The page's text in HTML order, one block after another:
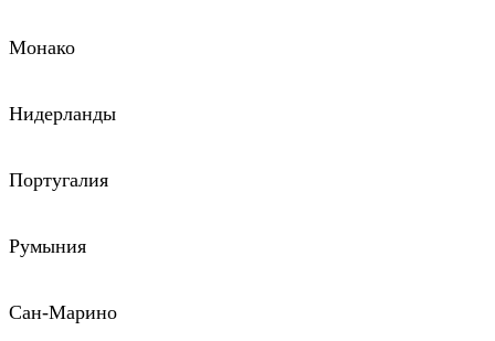
Монако
Нидерланды
Португалия
Румыния
Сан-Марино